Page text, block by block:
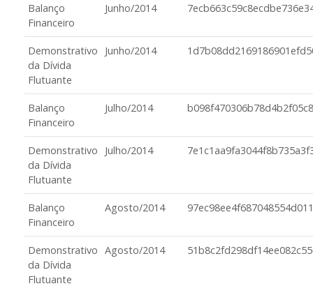
Balanço
Financeiro
Junho/2014
Demonstrativo
da Dívida
Flutuante
Junho/2014
Balanço
Financeiro
Julho/2014
Demonstrativo
da Dívida
Flutuante
Julho/2014
Balanço
Financeiro
Agosto/2014
Demonstrativo
da Dívida
Flutuante
Agosto/2014